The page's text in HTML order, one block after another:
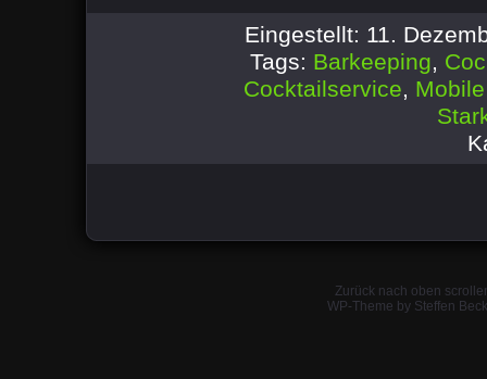
Eingestellt: 11.
Tags: Barkeeping,
Cocktailservice,
Zurück nach oben
WP-Theme by Steffen